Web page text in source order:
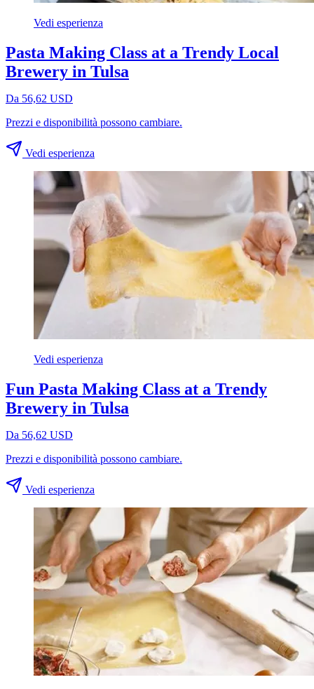
Vedi esperienza
Pasta Making Class at a Trendy Local
Brewery in Tulsa
Da 56,62 USD
Prezzi e disponibilità possono cambiare.
Vedi esperienza
Vedi esperienza
Fun Pasta Making Class at a Trendy
Brewery in Tulsa
Da 56,62 USD
Prezzi e disponibilità possono cambiare.
Vedi esperienza